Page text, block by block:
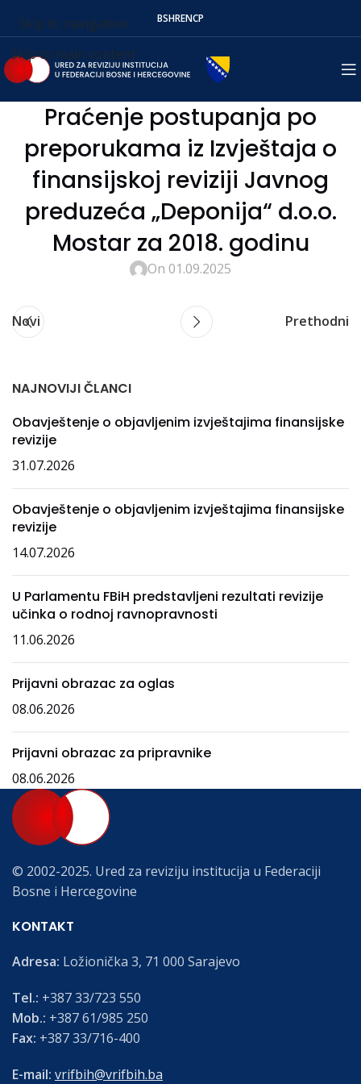
Skip to navigation
Skip to main content
BSHRENСР
Praćenje postupanja po
preporukama iz Izvještaja o
finansijskoj reviziji Javnog
preduzeća „Deponija“ d.o.o.
Mostar za 2018. godinu
On 01.09.2025
Novi Prethodni
NAJNOVIJI ČLANCI
Obavještenje o objavljenim izvještajima finansijske
revizije
31.07.2026
Obavještenje o objavljenim izvještajima finansijske
revizije
14.07.2026
U Parlamentu FBiH predstavljeni rezultati revizije
učinka o rodnoj ravnopravnosti
11.06.2026
Prijavni obrazac za oglas
08.06.2026
Prijavni obrazac za pripravnike
08.06.2026
© 2002-2025. Ured za reviziju institucija u Federaciji
Bosne i Hercegovine
KONTAKT
Adresa: Ložionička 3, 71 000 Sarajevo
Tel.: +387 33/723 550
Mob.: +387 61/985 250
Fax: +387 33/716-400
E-mail: vrifbih@vrifbih.ba